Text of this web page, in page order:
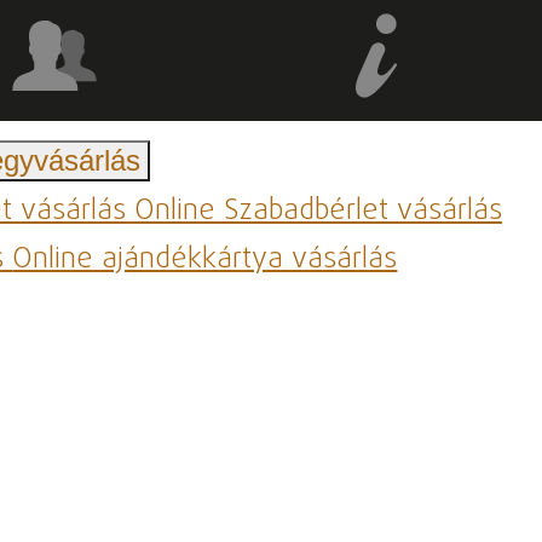
vásárlásOnline Szabadbérlet vásárlás
Online ajándékkártya vásárlás